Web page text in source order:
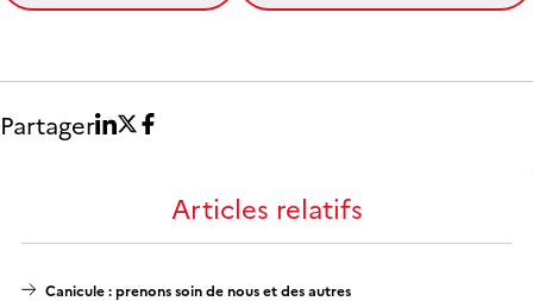
Partager
Articles relatifs
Canicule : prenons soin de nous et des autres